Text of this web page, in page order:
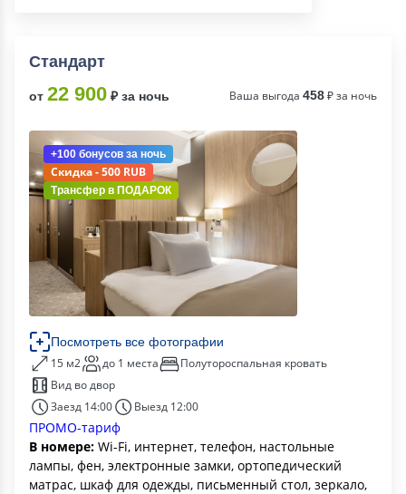
Стандарт
от 22 900 ₽ за ночь Ваша выгода 458₽ за ночь
+100 бонусов за ночь
Скидка - 500 RUB
Трансфер в ПОДАРОК
Посмотреть все фотографии
15 м2 до 1 места
Полутороспальная кровать
Вид во двор
Заезд 14:00
Выезд 12:00
ПРОМО-тариф
В номере: Wi-Fi, интернет, телефон, настольные
лампы, фен, электронные замки, ортопедический
матрас, шкаф для одежды, письменный стол, зеркало,